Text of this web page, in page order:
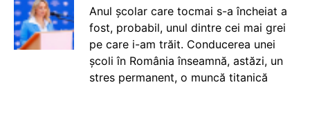
Anul școlar care tocmai s-a încheiat a
fost, probabil, unul dintre cei mai grei
pe care i-am trăit. Conducerea unei
școli în România înseamnă, astăzi, un
stres permanent, o muncă titanică